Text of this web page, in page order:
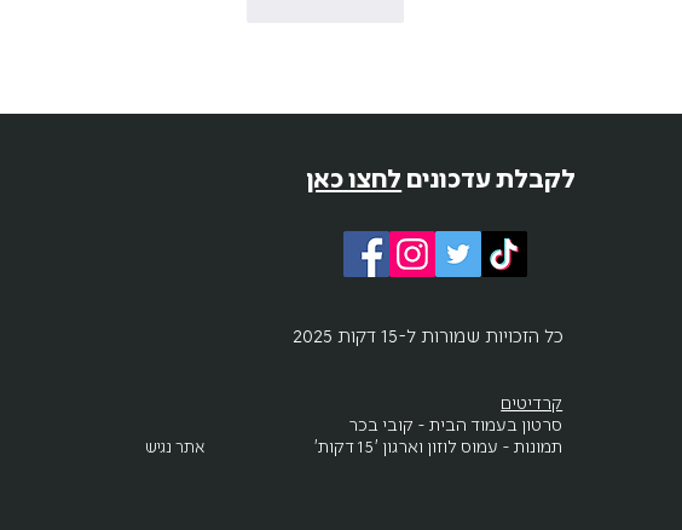
לקבלת עדכונים לחצו כאן
כל הזכויות שמורות ל-15 דקות 2025
קרדיטים
סרטון בעמוד הבית - קובי בכר
תמונות - עמוס לוזון וארגון '15 דקות'
אתר נגיש